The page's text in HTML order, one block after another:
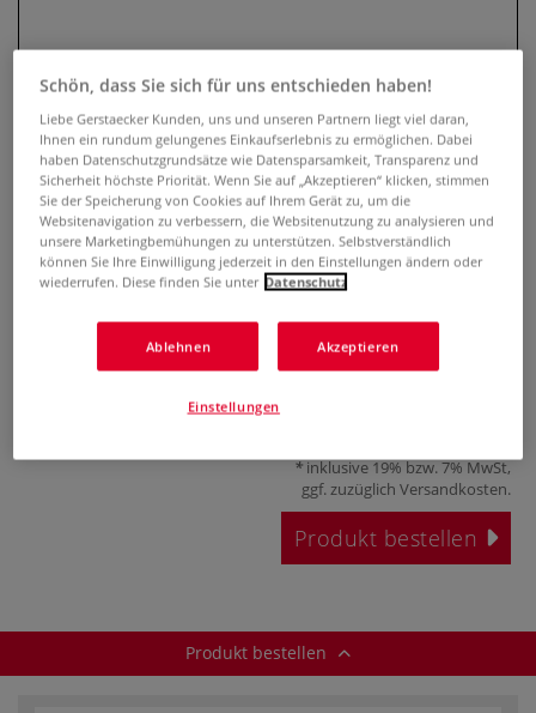
Raphaël® Kevrin Ölmalpinsel
abgeschrägt Serie 8771
1 Bewertung
Raphaël® Kevrin Ölmalpinsel abgeschrägt Serie 8771, ideal
Aufgrund der relativen Dünne des Pinsels wird überflüssige
Farbaufnahme vermieden.
Mehr
inklusive 19% bzw. 7% MwSt,
ggf. zuzüglich Versandkosten.
Produkt bestellen
Produkt bestellen
Schön, dass Sie sich für uns entschieden haben!
Liebe Gerstaecker Kunden, uns und unseren Partnern liegt viel daran,
Ihnen ein rundum gelungenes Einkaufserlebnis zu ermöglichen. Dabei
haben Datenschutzgrundsätze wie Datensparsamkeit, Transparenz und
Sicherheit höchste Priorität. Wenn Sie auf „Akzeptieren“ klicken, stimmen
Sie der Speicherung von Cookies auf Ihrem Gerät zu, um die
Websitenavigation zu verbessern, die Websitenutzung zu analysieren und
unsere Marketingbemühungen zu unterstützen. Selbstverständlich
können Sie Ihre Einwilligung jederzeit in den Einstellungen ändern oder
wiederrufen. Diese finden Sie unter Datenschutz
Ablehnen Akzeptieren
Einstellungen